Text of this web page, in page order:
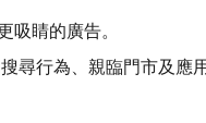
吸睛的廣告。
尋行為、親臨門市及應